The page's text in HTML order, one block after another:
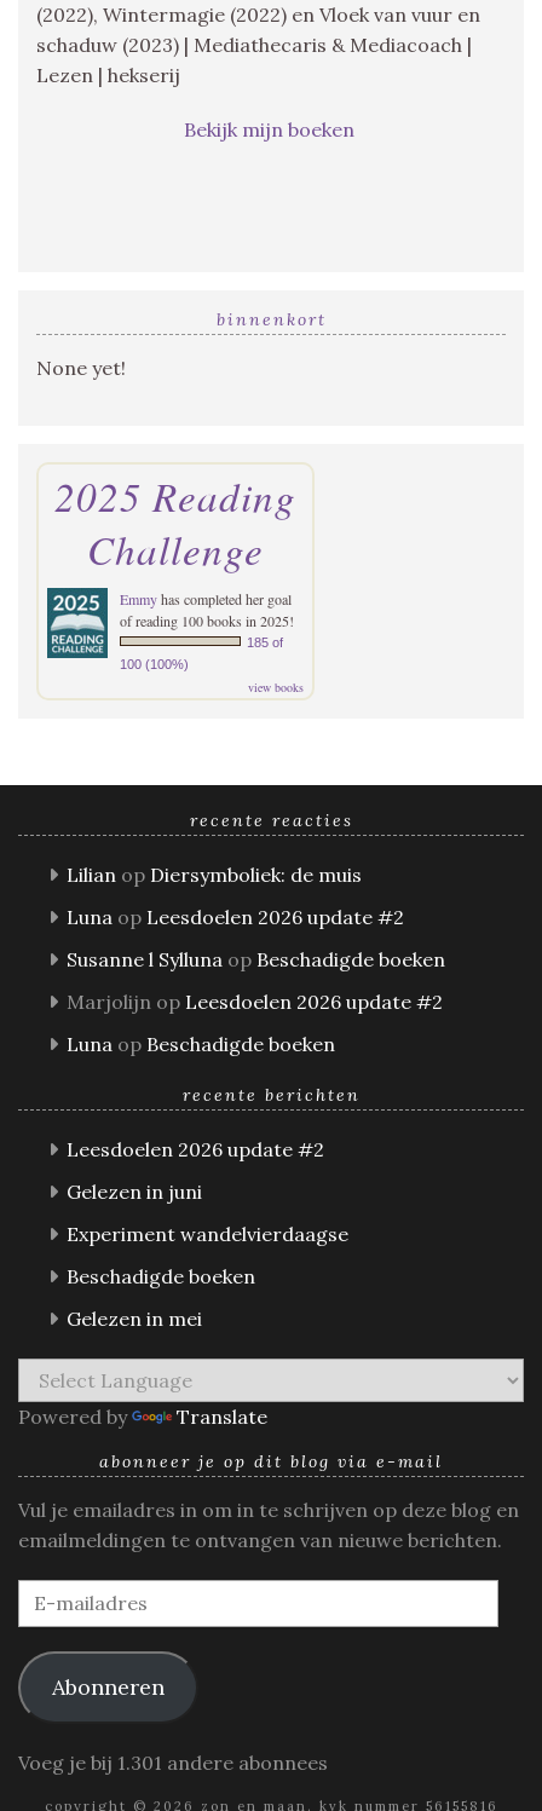
(2022), Wintermagie (2022) en Vloek van vuur en
schaduw (2023) | Mediathecaris & Mediacoach |
Lezen | hekserij
Bekijk mijn boeken
binnenkort
None yet!
2025 Reading
Challenge
Emmyhas completed her goal
of reading 100 books in 2025!
185 of
100 (100%)
view books
recente reacties
Lilian op Diersymboliek: de muis
Luna op Leesdoelen 2026 update #2
Susanne l Sylluna op Beschadigde boeken
Marjolijn op Leesdoelen 2026 update #2
Luna op Beschadigde boeken
recente berichten
Leesdoelen 2026 update #2
Gelezen in juni
Experiment wandelvierdaagse
Beschadigde boeken
Gelezen in mei
Powered by Translate
abonneer je op dit blog via e-mail
Vul je emailadres in om in te schrijven op deze blog en
emailmeldingen te ontvangen van nieuwe berichten.
E-
mailadres
Abonneren
Voeg je bij 1.301 andere abonnees
copyright © 2026 zon en maan. kvk nummer 56155816